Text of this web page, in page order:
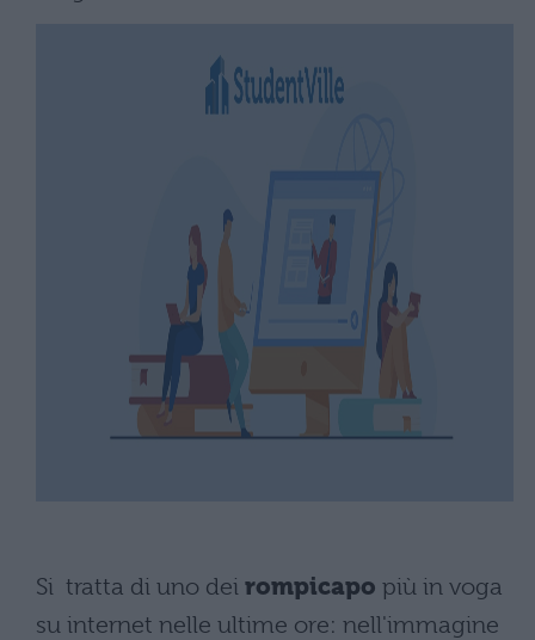
Si tratta di uno dei rompicapo più in voga
su internet nelle ultime ore: nell'immagine